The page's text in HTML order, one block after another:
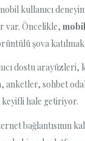
kullanıcı
var. Öncelikle, mobil
şova
dostu arayüzleri,
anketler, sohbet
keyifli hale getiriyor.
bağlantısının